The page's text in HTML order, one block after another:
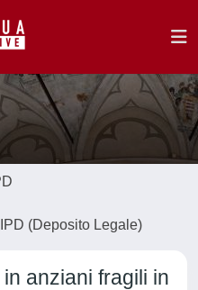
(Deposito Legale)
anziani fragili in